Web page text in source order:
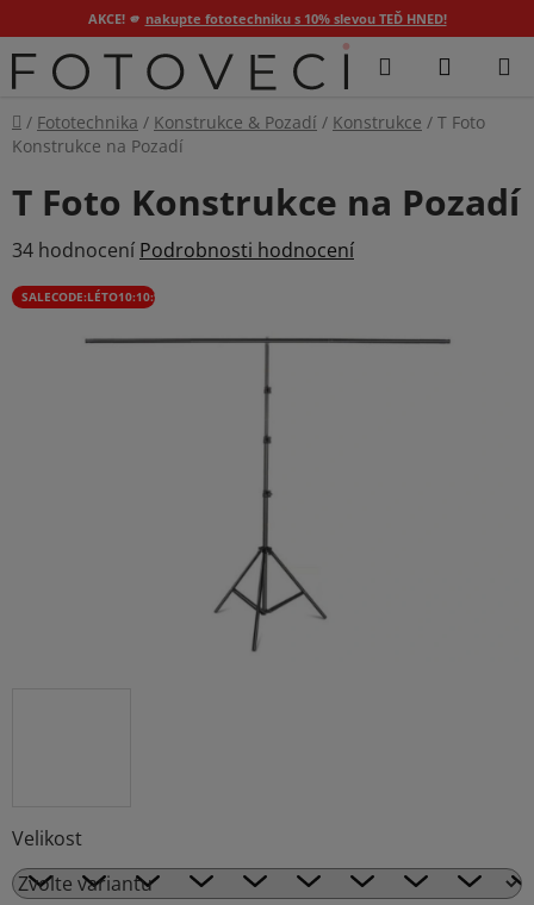
AKCE! 🫵 nakupte fototechniku s 10% slevou TEĎ HNED!
Přejít
na
Hledat
Domů
/ Fototechnika / Konstrukce & Pozadí / Konstrukce / T Foto
Konstrukce na Pozadí
Velikost
T Foto Konstrukce na Pozadí
Průměrné
hodnocení
produktu
34 hodnocení Podrobnosti hodnocení
SALECODE:LÉTO10:10:%